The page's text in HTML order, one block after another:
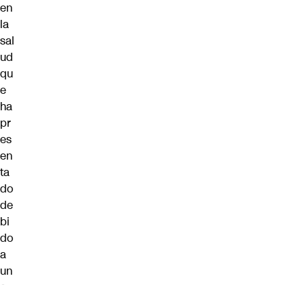
en
la
sal
ud
qu
e
ha
pr
es
en
ta
do
de
bi
do
a
un